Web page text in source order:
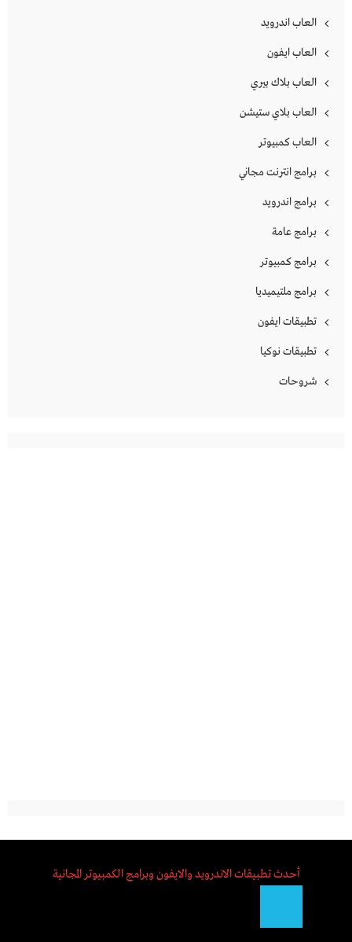
العاب اندرويد
العاب ايفون
العاب بلاك بيري
العاب بلاي ستيشن
العاب كمبيوتر
برامج انترنت مجاني
برامج اندرويد
برامج عامة
برامج كمبيوتر
برامج ملتيميديا
تطبيقات ايفون
تطبيقات نوكيا
شروحات
أحدث تطبيقات الاندرويد والايفون وبرامج الكمبيوتر المجانية